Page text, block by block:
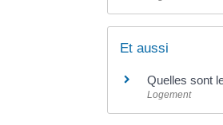
Et aussi
Quelles sont
Logement